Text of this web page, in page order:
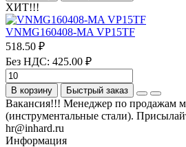
ХИТ!!!
VNMG160408-MA VP15TF
518.50 ₽
Без НДС: 425.00 ₽
В корзину Быстрый заказ
Вакансия!!! Менеджер по продажам
(инструментальные стали).
hr@inhard.ru
Информация